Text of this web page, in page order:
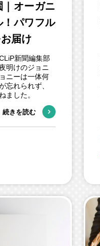
オーガニ
！パワフル
届け
新聞編集部
明けのジョニ
ニーは一体何
忘れられず、
ました。
続きを読む